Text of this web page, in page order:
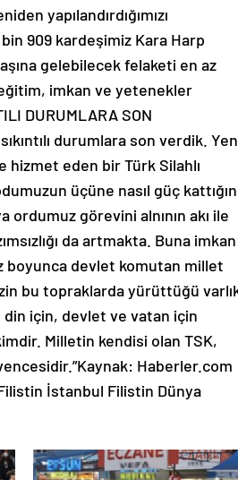
yapılandırdığımızı
909 kardeşimiz Kara Harp
gelebilecek felaketi en az
imkan ve yetenekler
DURUMLARA SON
durumlara son verdik.
eden bir Türk Silahlı
üçüne nasıl güç
ordumuz görevini alnının akı ile
da artmakta. Buna imkan
boyunca devlet komutan millet
bu topraklarda yürüttüğü
için, devlet ve vatan için
Milletin kendisi olan TSK,
Haberler.com
İstanbul Filistin Dünya